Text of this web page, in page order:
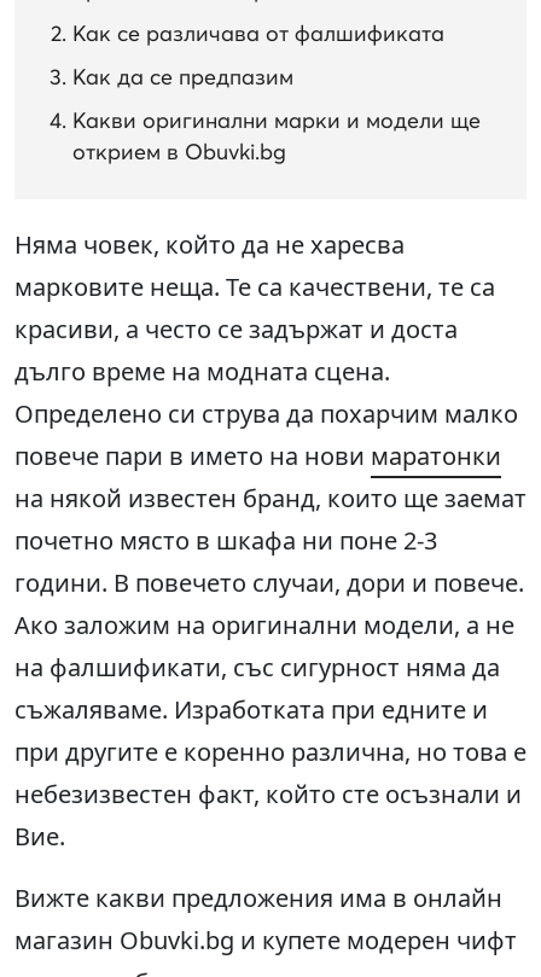
Как се различава от фалшификата
Как да се предпазим
Какви оригинални марки и модели ще
открием в Obuvki.bg
Няма човек, който да не харесва
марковите неща. Те са качествени, те са
красиви, а често се задържат и доста
дълго време на модната сцена.
Определено си струва да похарчим малко
повече пари в името на нови маратонки
на някой известен бранд, които ще заемат
почетно място в шкафа ни поне 2-3
години. В повечето случаи, дори и повече.
Ако заложим на оригинални модели, а не
на фалшификати, със сигурност няма да
съжаляваме. Изработката при едните и
при другите е коренно различна, но това е
небезизвестен факт, който сте осъзнали и
Вие.
Вижте какви предложения има в онлайн
магазин Obuvki.bg и купете модерен чифт